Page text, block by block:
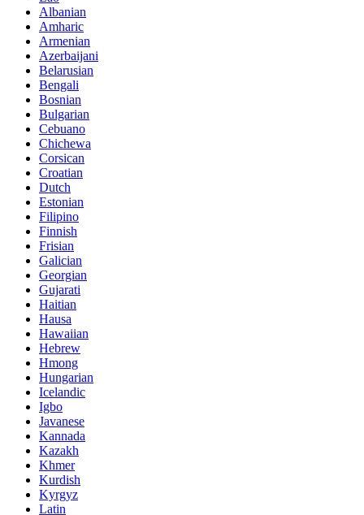
Albanian
Amharic
Armenian
Azerbaijani
Belarusian
Bengali
Bosnian
Bulgarian
Cebuano
Chichewa
Corsican
Croatian
Dutch
Estonian
Filipino
Finnish
Frisian
Galician
Georgian
Gujarati
Haitian
Hausa
Hawaiian
Hebrew
Hmong
Hungarian
Icelandic
Igbo
Javanese
Kannada
Kazakh
Khmer
Kurdish
Kyrgyz
Latin